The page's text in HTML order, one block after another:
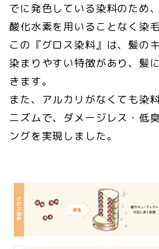
でに発色している染料のため
酸化水素を用いることなく染
この『グロス染料』は、髪の
染まりやすい特徴があり、髪
きます。
また、アルカリがなくても染
ニズムで、ダメージレス・低
ングを実現しました。